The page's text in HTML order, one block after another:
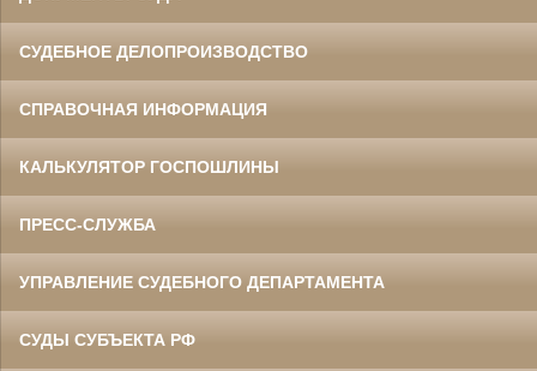
СУДЕБНОЕ ДЕЛОПРОИЗВОДСТВО
СПРАВОЧНАЯ ИНФОРМАЦИЯ
КАЛЬКУЛЯТОР ГОСПОШЛИНЫ
ПРЕСС-СЛУЖБА
УПРАВЛЕНИЕ СУДЕБНОГО ДЕПАРТАМЕНТА
СУДЫ СУБЪЕКТА РФ